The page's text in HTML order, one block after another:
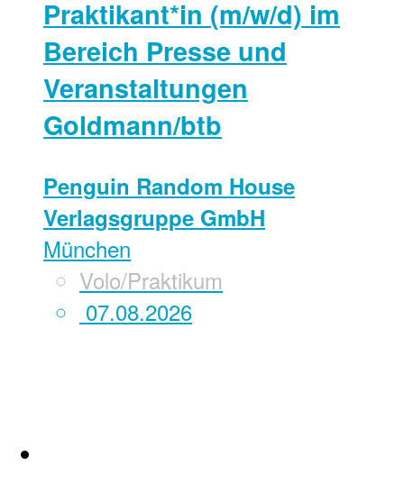
Praktikant*in (m/w/d) im
Bereich Presse und
Veranstaltungen
Goldmann/btb
Penguin Random House
Verlagsgruppe GmbH
München
Volo/Praktikum
07.08.2026